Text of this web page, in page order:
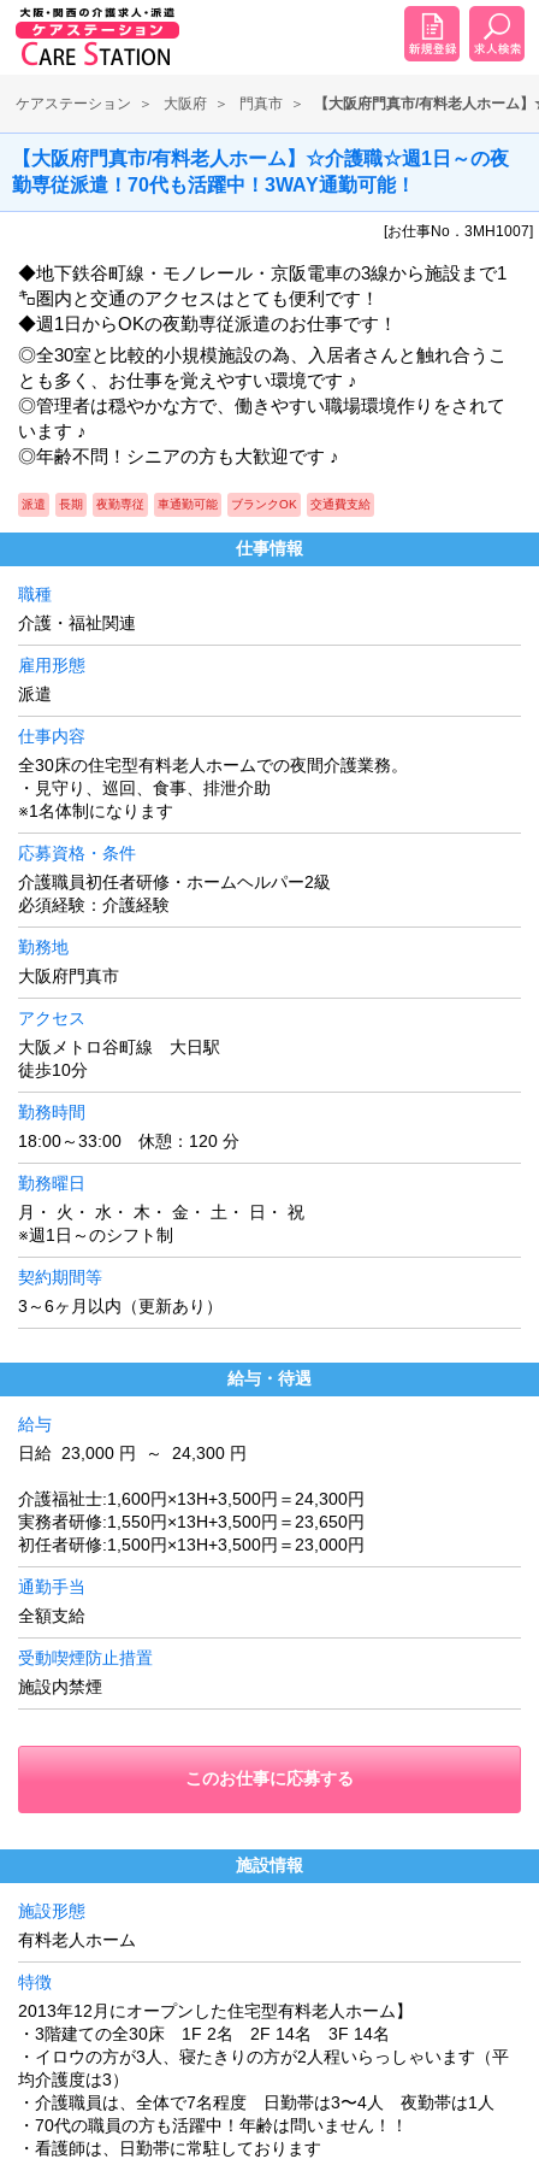
ケアステーション 大阪府 門真市 【大阪府門真市/有料老人ホーム
【大阪府門真市/有料老人ホーム】☆介護職☆週1日～の夜
勤専従派遣！70代も活躍中！3WAY通勤可能！
[お仕事No．3MH1007]
◆地下鉄谷町線・モノレール・京阪電車の3線から施設まで1
㌔圏内と交通のアクセスはとても便利です！
◆週1日からOKの夜勤専従派遣のお仕事です！
◎全30室と比較的小規模施設の為、入居者さんと触れ合うこ
とも多く、お仕事を覚えやすい環境です ♪
◎管理者は穏やかな方で、働きやすい職場環境作りをされて
います ♪
◎年齢不問！シニアの方も大歓迎です ♪
派遣 長期 夜勤専従 車通勤可能 ブランクOK 交通費支給
仕事情報
職種
介護・福祉関連
雇用形態
派遣
仕事内容
全30床の住宅型有料老人ホームでの夜間介護業務。
・見守り、巡回、食事、排泄介助
※1名体制になります
応募資格・条件
介護職員初任者研修・ホームヘルパー2級
必須経験：介護経験
勤務地
大阪府門真市
アクセス
大阪メトロ谷町線 大日駅
徒歩10分
勤務時間
18:00～33:00 休憩：120 分
勤務曜日
月・ 火・ 水・ 木・ 金・ 土・ 日・ 祝
※週1日～のシフト制
契約期間等
3～6ヶ月以内（更新あり）
給与・待遇
給与
日給 23,000 円 ～ 24,300 円
介護福祉士:1,600円×13H+3,500円＝24,300円
実務者研修:1,550円×13H+3,500円＝23,650円
初任者研修:1,500円×13H+3,500円＝23,000円
通勤手当
全額支給
受動喫煙防止措置
施設内禁煙
このお仕事に応募する
施設情報
施設形態
有料老人ホーム
特徴
2013年12月にオープンした住宅型有料老人ホーム】
・3階建ての全30床 1F 2名 2F 14名 3F 14名
・イロウの方が3人、寝たきりの方が2人程いらっしゃいます（平
均介護度は3）
・介護職員は、全体で7名程度 日勤帯は3〜4人 夜勤帯は1人
・70代の職員の方も活躍中！年齢は問いません！！
・看護師は、日勤帯に常駐しております